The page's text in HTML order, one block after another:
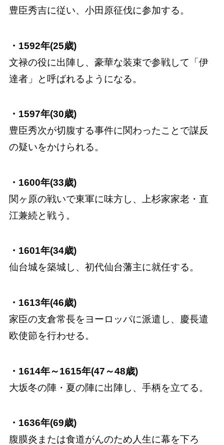
豊臣秀吉に従い、小田原征伐に参加する。
・1592年(25歳)
文禄の役に出陣し、豪華な装束で参戦して「伊
達者」と呼ばれるようになる。
・1597年(30歳)
豊臣秀次が切腹する事件に関わったことで謀反
の疑いをかけられる。
・1600年(33歳)
関ヶ原の戦いで東軍に味方し、上杉家家老・直
江兼続と戦う。
・1601年(34歳)
仙台城を築城し、初代仙台藩主に就任する。
・1613年(46歳)
家臣の支倉常長をヨーロッパに派遣し、慶長遣
欧使節を行わせる。
・1614年～1615年(47～48歳)
大坂冬の陣・夏の陣に出陣し、手柄を立てる。
・1636年(69歳)
腹膜炎または食道がんのため人生に幕を下ろ